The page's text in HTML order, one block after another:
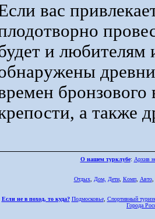
вас
и любителям
бронзового
а также
О нашем турклубе: Архив
Отдых, Дом, Дети, Комп, Авто,
Если не в поход, то куда? Подмосковье, Спортивный
Города